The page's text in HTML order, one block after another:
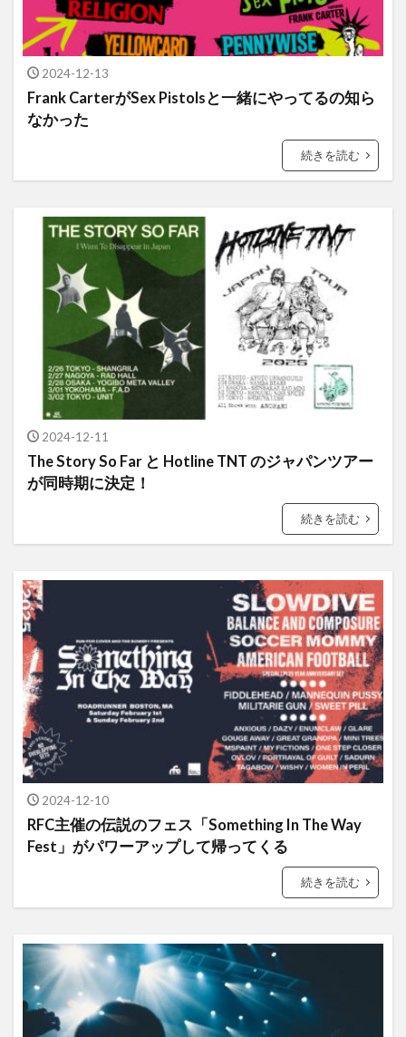
2024-12-13
Frank CarterがSex Pistolsと一緒にやってるの知ら
なかった
続きを読む
2024-12-11
The Story So Far と Hotline TNT のジャパンツアー
が同時期に決定！
続きを読む
2024-12-10
RFC主催の伝説のフェス「Something In The Way
Fest」がパワーアップして帰ってくる
続きを読む